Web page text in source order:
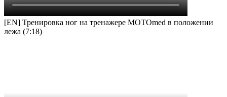
[EN] Тренировка ног на тренажере MOTOmed в положении
лежа (7:18)